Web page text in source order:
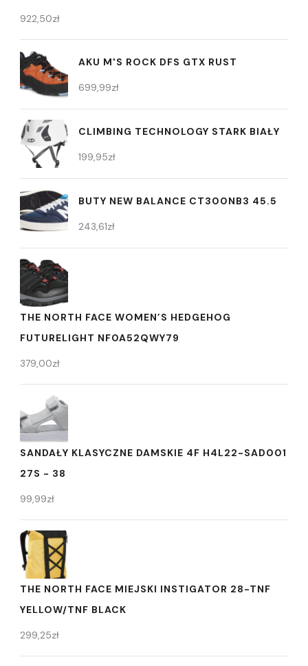
922,50zł
AKU M'S ROCK DFS GTX RUST
699,99zł
CLIMBING TECHNOLOGY STARK BIAŁY
199,95zł
BUTY NEW BALANCE CT300NB3 45.5
243,61zł
THE NORTH FACE WOMEN’S HEDGEHOG
FUTURELIGHT NF0A52QWY79
379,00zł
SANDAŁY KLASYCZNE DAMSKIE 4F H4L22-SAD001
27S - 38
99,99zł
THE NORTH FACE MIEJSKI INSTIGATOR 28-TNF
YELLOW/TNF BLACK
299,25zł